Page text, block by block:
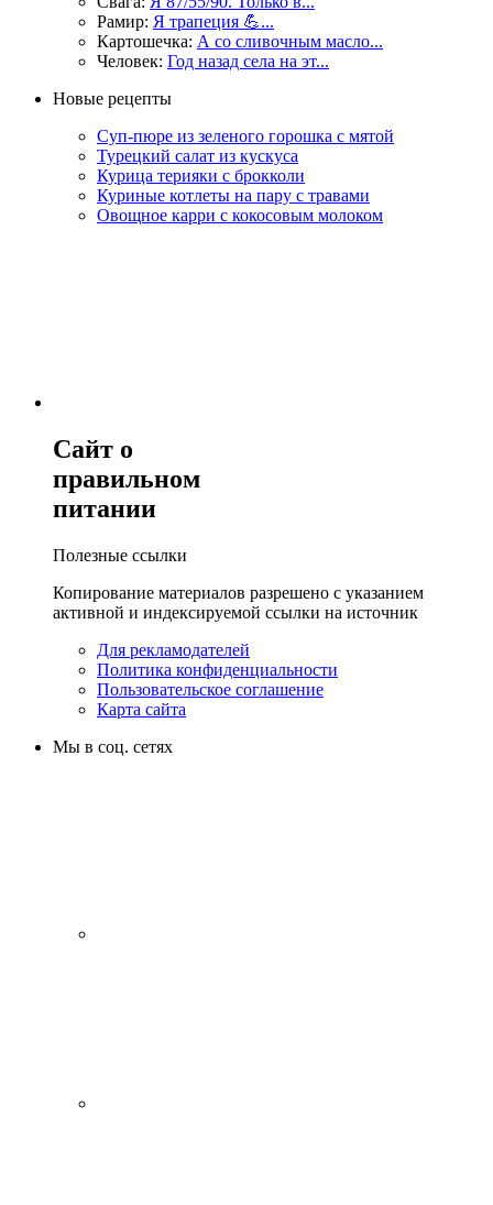
Рамир: Я трапеция 💪...
Картошечка: А со сливочным масло...
Человек: Год назад села на эт...
Новые рецепты
Суп-пюре из зеленого горошка с мятой
Турецкий салат из кускуса
Курица терияки с брокколи
Куриные котлеты на пару с травами
Овощное карри с кокосовым молоком
Сайт о
правильном
питании
Полезные ссылки
Копирование материалов разрешено с указанием
активной и индексируемой ссылки на источник
Для рекламодателей
Политика конфиденциальности
Пользовательское соглашение
Карта сайта
Мы в соц. сетях